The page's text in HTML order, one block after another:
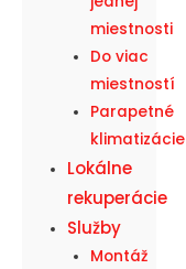
miestnosti
Do viac
miestností
Parapetné
klimatizácie
Lokálne
rekuperácie
Služby
Montáž